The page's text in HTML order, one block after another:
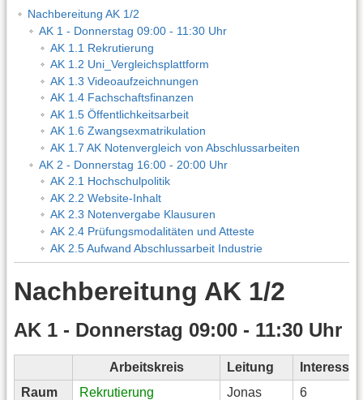
Nachbereitung AK 1/2
AK 1 - Donnerstag 09:00 - 11:30 Uhr
AK 1.1 Rekrutierung
AK 1.2 Uni_Vergleichsplattform
AK 1.3 Videoaufzeichnungen
AK 1.4 Fachschaftsfinanzen
AK 1.5 Öffentlichkeitsarbeit
AK 1.6 Zwangsexmatrikulation
AK 1.7 AK Notenvergleich von Abschlussarbeiten
AK 2 - Donnerstag 16:00 - 20:00 Uhr
AK 2.1 Hochschulpolitik
AK 2.2 Website-Inhalt
AK 2.3 Notenvergabe Klausuren
AK 2.4 Prüfungsmodalitäten und Atteste
AK 2.5 Aufwand Abschlussarbeit Industrie
Nachbereitung AK 1/2
AK 1 - Donnerstag 09:00 - 11:30 Uhr
Arbeitskreis Leitung
Interesse
Raum
Rekrutierung
Jonas
6